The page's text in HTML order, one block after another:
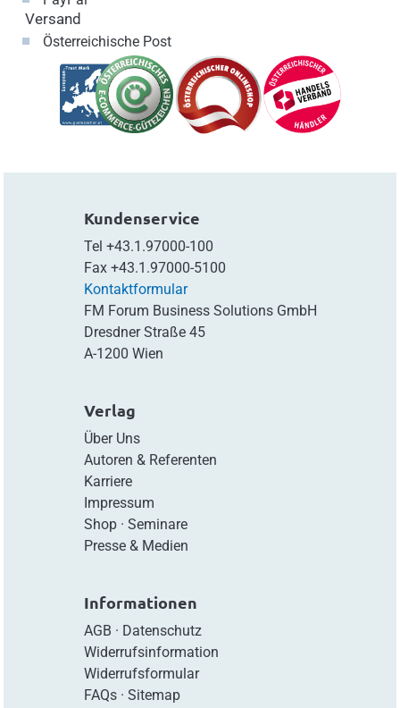
Versand
Österreichische Post
Kundenservice
Tel +43.1.97000-100
Fax +43.1.97000-5100
Kontaktformular
FM Forum Business Solutions GmbH
Dresdner Straße 45
A-1200 Wien
Verlag
Über Uns
Autoren & Referenten
Karriere
Impressum
Shop· Seminare
Presse & Medien
Informationen
AGB · Datenschutz
Widerrufsinformation
Widerrufsformular
FAQs· Sitemap